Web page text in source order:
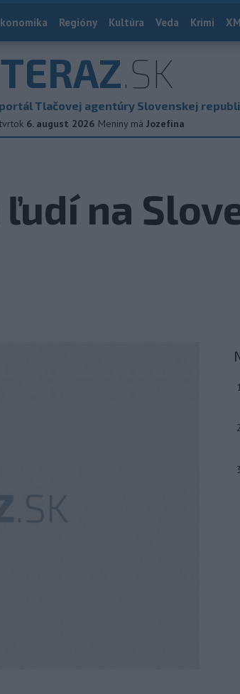
Regióny Kultúra Veda Krimi
TERAZ.SK
Tlačovej agentúry Slovenskej
6. august 2026 Meniny má Jozefína
na
2
3